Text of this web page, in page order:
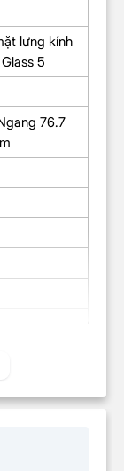
lưng kính
5
76.7